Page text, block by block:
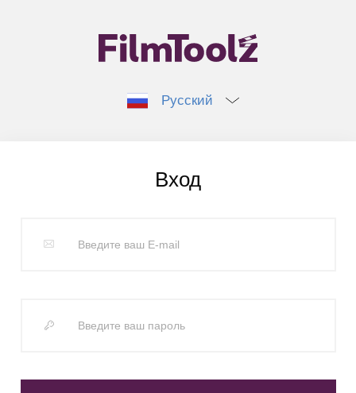
Русский
Вход